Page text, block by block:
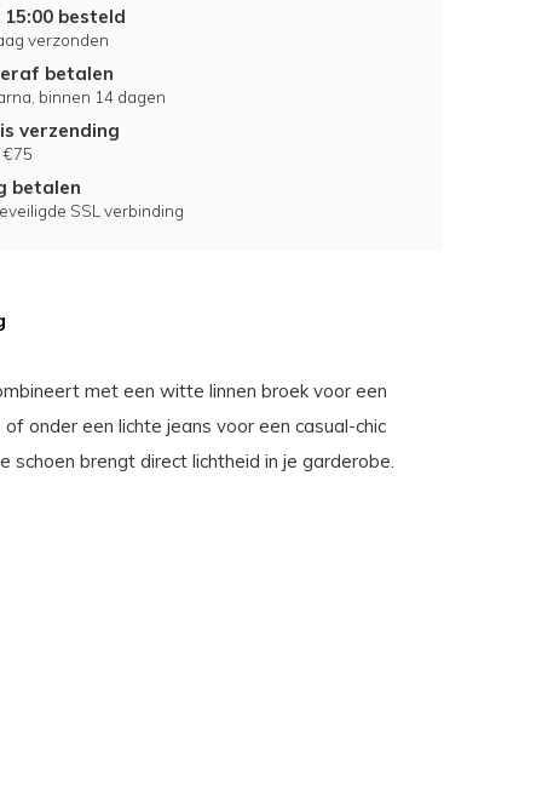
15:00 besteld
verzonden
betalen
binnen 14 dagen
verzending
betalen
SSL verbinding
met een witte linnen broek voor een
onder een lichte jeans voor een casual-chic
schoen brengt direct lichtheid in je garderobe.